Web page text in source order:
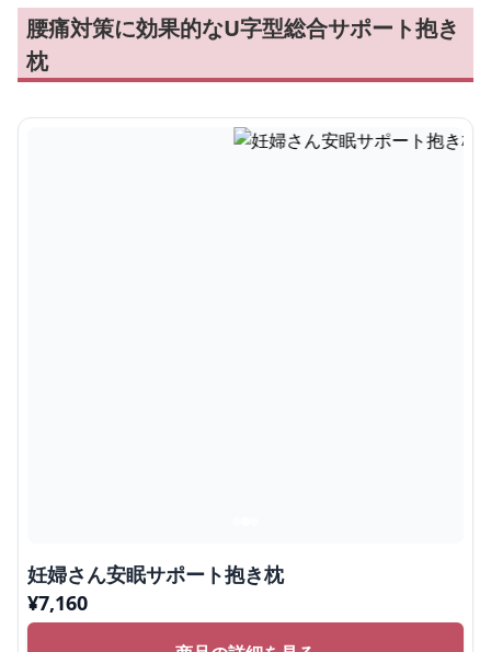
腰痛対策に効果的なU字型総合サポート抱き
枕
妊婦さん安眠サポート抱き枕
¥7,160